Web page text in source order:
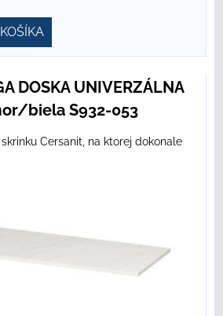
DOSKA UNIVERZÁLNA
biela S932-053
Cersanit, na ktorej dokonale